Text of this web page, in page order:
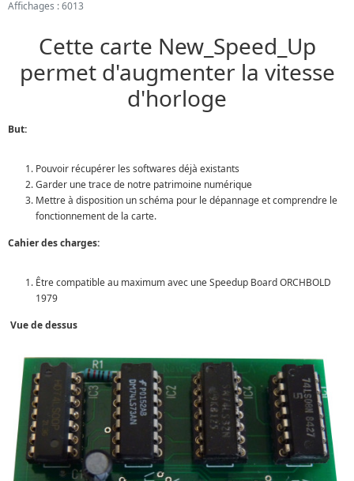
Affichages : 6013
Cette carte New_Speed_Up
permet d'augmenter la vitesse
d'horloge
But:
Pouvoir récupérer les softwares déjà existants
Garder une trace de notre patrimoine numérique
Mettre à disposition un schéma pour le dépannage et comprendre le
fonctionnement de la carte.
Cahier des charges:
Être compatible au maximum avec une Speedup Board ORCHBOLD
1979
Vue de dessus